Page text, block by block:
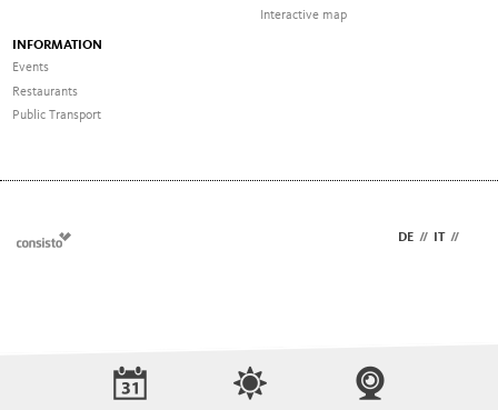
Interactive map
INFORMATION
Events
Restaurants
Public Transport
DE // IT //